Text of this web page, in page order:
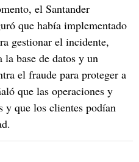
el Santander
que había implementado
gestionar el incidente,
base de datos y un
el fraude para proteger a
que las operaciones y
y que los clientes podían